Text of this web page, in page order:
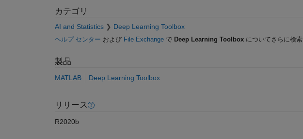
カテゴリ
AI and Statistics Deep Learning Toolbox
ヘルプ センター および File Exchangeで Deep Learning Toolboxについてさらに検索
製品
MATLAB Deep Learning Toolbox
リリース
R2020b